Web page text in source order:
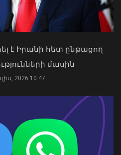
ոլորտից
է
է Իրանի հետ ընթացող
մասին
2026 10:47